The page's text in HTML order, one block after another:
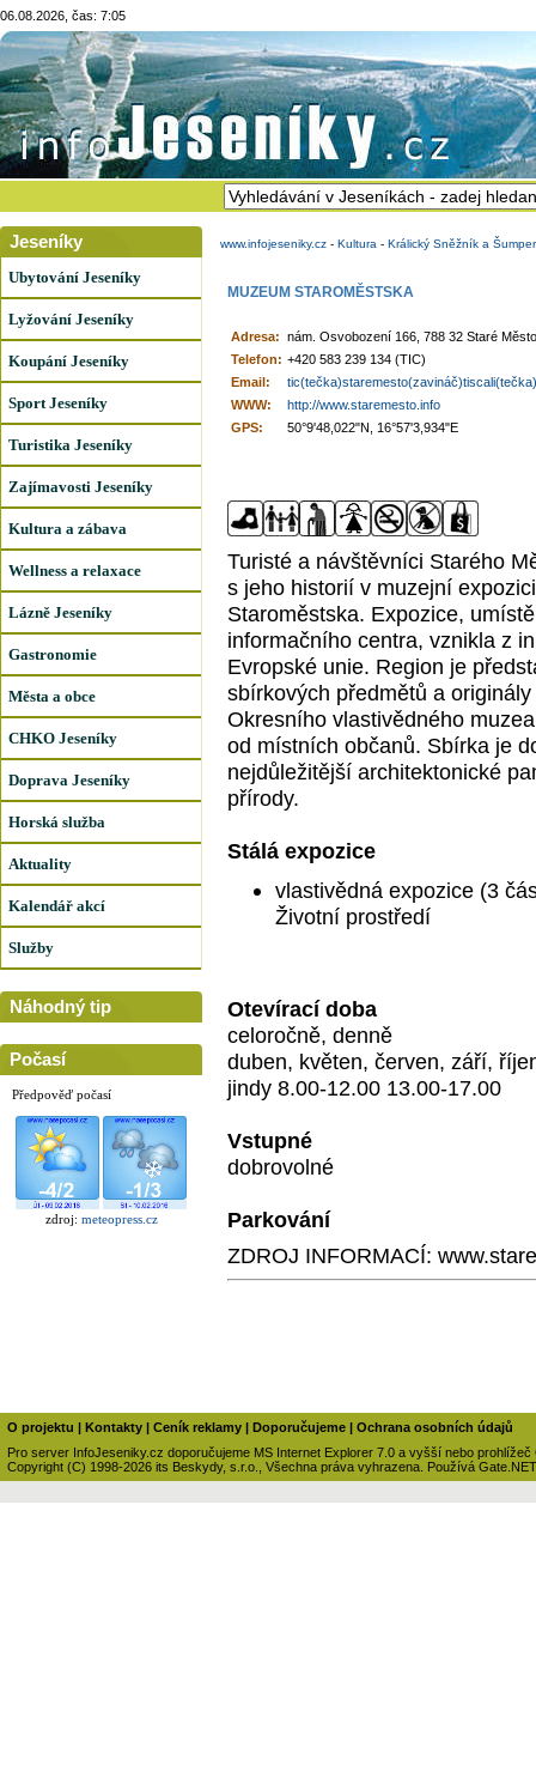
06.08.2026, čas: 7:05
Jeseníky
Ubytování Jeseníky
Lyžování Jeseníky
Koupání Jeseníky
Sport Jeseníky
Turistika Jeseníky
Zajímavosti Jeseníky
Kultura a zábava
Wellness a relaxace
Lázně Jeseníky
Gastronomie
Města a obce
CHKO Jeseníky
Doprava Jeseníky
Horská služba
Aktuality
Kalendář akcí
Služby
Náhodný tip
Počasí
Předpověď počasí
zdroj: meteopress.cz
www.infojeseniky.cz - Kultura - Králický Sněžník a
MUZEUM STAROMĚSTSKA
Adresa: nám. Osvobození 166, 788 32 Staré Město
Telefon: +420 583 239 134 (TIC)
Email:
WWW:
http://www.staremesto.info
GPS:
50°9'48,022"N, 16°57'3,934"E
Turisté a návštěvníci Starého
s jeho historií v muzejní
Staroměstska. Expozice,
informačního centra, vznikla z
Evropské unie. Region je
sbírkových předmětů a
Okresního vlastivědného
od místních občanů. Sbírka je
nejdůležitější architektonické
přírody.
Stálá expozice
vlastivědná expozice (3
Životní prostředí
Otevírací doba
celoročně, denně
duben, květen, červen, září,
jindy 8.00-12.00 13.00-17.00
Vstupné
dobrovolné
Parkování
ZDROJ INFORMACÍ:
O projektu | Kontakty | Ceník reklamy | Doporučujeme | Ochrana osobních údajů
Pro server InfoJeseniky.cz doporučujeme MS Internet Explorer 7.0 a vyšší nebo prohlížeč
Copyright (C) 1998-2026 its Beskydy, s.r.o., Všechna práva vyhrazena. Používá